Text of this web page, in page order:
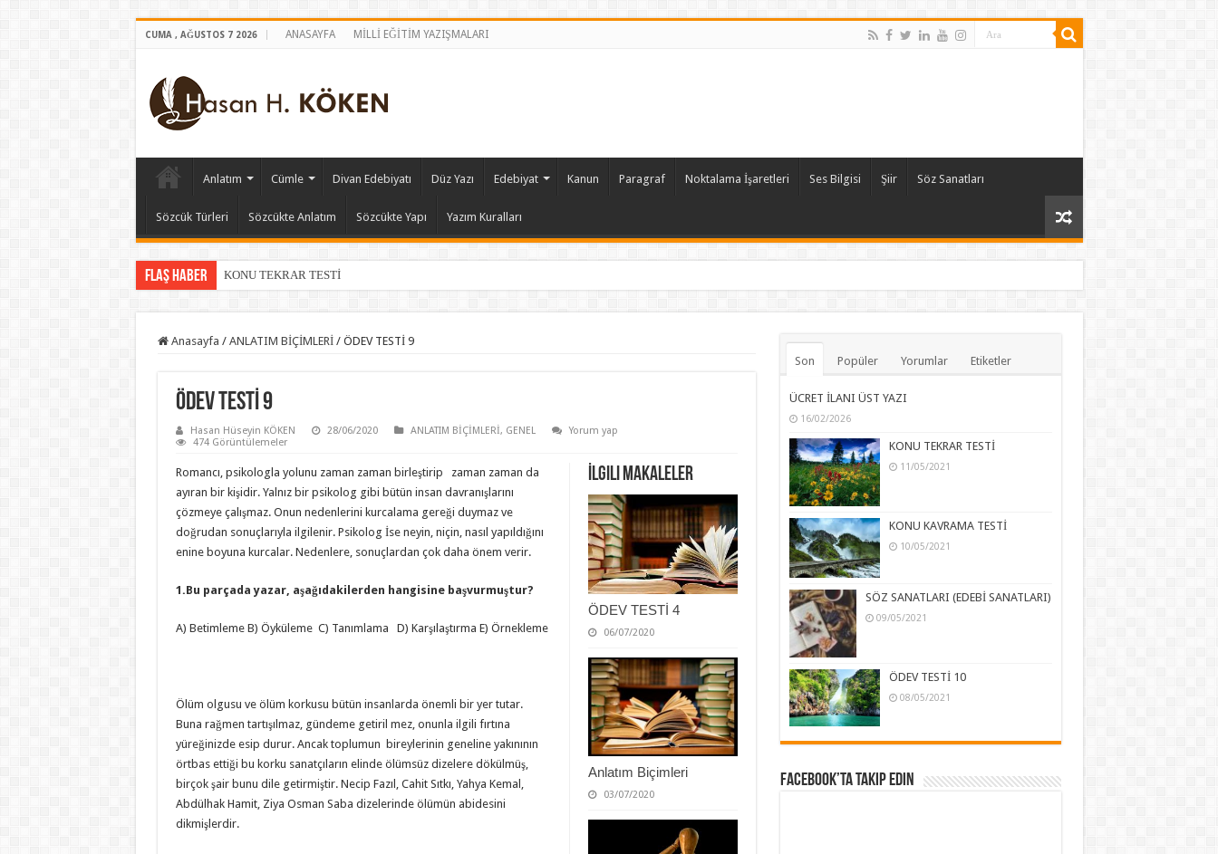
CUMA , AĞUSTOS 7 2026 ANASAYFA MİLLİ EĞİTİM YAZIŞMALARI
Anlatım Cümle Divan Edebiyatı Düz Yazı Edebiyat Kanun Paragraf Noktalama İşaretleri Ses Bilgisi Şiir Söz Sanatları
Sözcük Türleri Sözcükte Anlatım Sözcükte Yapı Yazım Kuralları
Flaş Haber KONU TEKRAR TESTİ
Anasayfa / ANLATIM BİÇİMLERİ / ÖDEV TESTİ 9
ÖDEV TESTİ 9
Hasan Hüseyin KÖKEN 28/06/2020 ANLATIM BİÇİMLERİ, GENEL
Yorum yap
474 Görüntülemeler
İlgili Makaleler
ÖDEV TESTİ 4
06/07/2020
Anlatım Biçimleri
03/07/2020
Romancı, psikologla yolunu zaman zaman birleştirip zaman zaman da
ayıran bir kişidir. Yalnız bir psikolog gibi bütün insan davranışlarını
çözmeye çalışmaz. Onun nedenlerini kurcalama gereği duymaz ve
doğrudan sonuçlarıyla ilgilenir. Psikolog İse neyin, niçin, nasıl yapıldığını
enine boyuna kurcalar. Nedenlere, sonuçlardan çok daha önem verir.
1.Bu parçada yazar, aşağıdakilerden hangisine başvurmuştur?
A) Betimleme B) Öyküleme C) Tanımlama D) Karşılaştırma E) Örnekleme
Ölüm olgusu ve ölüm korkusu bütün insanlarda önemli bir yer tutar.
Buna rağmen tartışılmaz, gündeme getiril mez, onunla ilgili fırtına
yüreğinizde esip durur. Ancak toplumun bireylerinin geneline yakınının
örtbas ettiği bu korku sanatçıların elinde ölümsüz dizelere dökülmüş,
birçok şair bunu dile getirmiştir. Necip Fazıl, Cahit Sıtkı, Yahya Kemal,
Abdülhak Hamit, Ziya Osman Saba dizelerinde ölümün abidesini
dikmişlerdir.
Son Popüler Yorumlar Etiketler
ÜCRET İLANI ÜST YAZI
16/02/2026
KONU TEKRAR TESTİ
11/05/2021
KONU KAVRAMA TESTİ
10/05/2021
SÖZ SANATLARI (EDEBİ SANATLARI)
09/05/2021
ÖDEV TESTİ 10
08/05/2021
Facebook’ta Takip Edin